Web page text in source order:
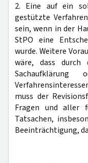
2. Eine auf ein
gestützte
sein, wenn in der
StPO eine
wurde. Weitere
wäre, dass durch
muss der
Fragen und aller
Tatsachen,
Beeinträchtigung,